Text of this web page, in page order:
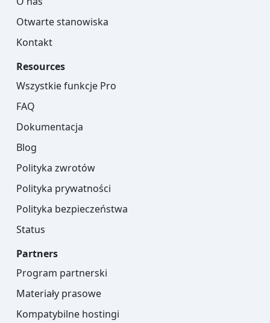
Otwarte stanowiska
Kontakt
Resources
Wszystkie funkcje Pro
FAQ
Dokumentacja
Blog
Polityka zwrotów
Polityka prywatności
Polityka bezpieczeństwa
Status
Partners
Program partnerski
Materiały prasowe
Kompatybilne hostingi